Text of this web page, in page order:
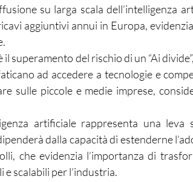
su larga scala dell’intelligenza
aggiuntivi annui in Europa,
superamento del rischio di un “Ai
ad accedere a tecnologie e
sulle piccole e medie imprese,
artificiale rappresenta una leva
dalla capacità di estenderne
che evidenzia l’importanza di
scalabili per l’industria.